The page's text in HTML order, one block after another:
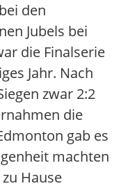
den
Jubels bei
die Finalserie
Jahr. Nach
zwar 2:2
die
gab es
machten
Hause